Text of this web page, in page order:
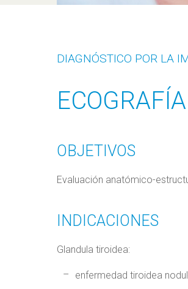
DIAGNÓSTICO POR LA
OBJETIVOS
Evaluación anatómico-
INDICACIONES
Glandula tiroidea:
enfermedad tiroidea